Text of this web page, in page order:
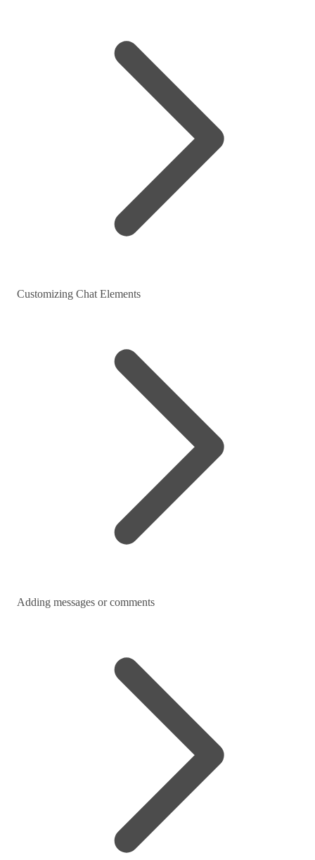
Customizing Chat Elements
Adding messages or comments